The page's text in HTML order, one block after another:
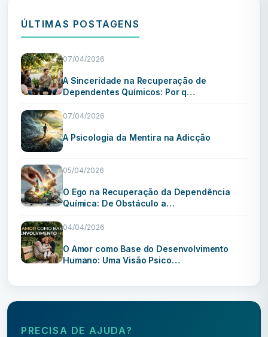
ÚLTIMAS POSTAGENS
07/04/2026
A Sinceridade na Recuperação de
Dependentes Químicos: Por q…
07/04/2026
A Psicologia da Mentira na Adicção
05/04/2026
O Ego na Recuperação da Dependência
Química: De Obstáculo a…
04/04/2026
O Amor como Base do Desenvolvimento
Humano: Uma Visão Psico…
PRECISA DE AJUDA?